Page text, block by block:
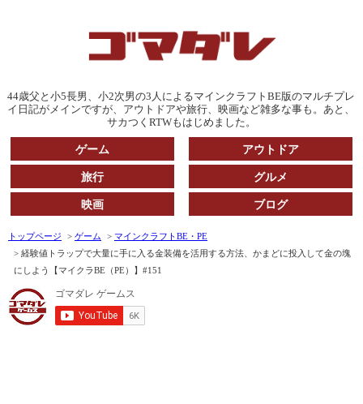
44歳父と小5長男、小2次男の3人によるマインクラフトBE版のマルチプレ
イ日記がメインですが、アウトドアや旅行、映画など雑多な事も。あと、
サカつくRTWもはじめました。
ゲーム アウトドア
旅行 グルメ
映画 ブログ
トップページ ゲーム
マインクラフトBE・PE
経験値トラップで大量に手に入る金装備を活用する方法、かまどに投入して金の塊
にしよう【マイクラBE（PE）】#151